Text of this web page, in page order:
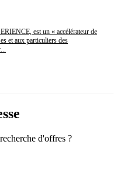
est un « accélérateur de
et aux particuliers des
d'offres ?